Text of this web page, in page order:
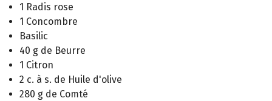
1 Radis rose
1 Concombre
Basilic
40 g de Beurre
1 Citron
2 c. à s. de Huile d'olive
280 g de Comté